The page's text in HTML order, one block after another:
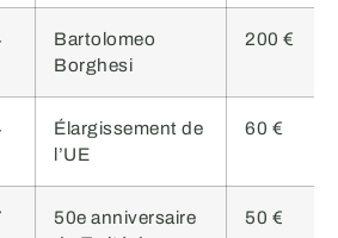
Bartolomeo
Borghesi
200 €
Élargissement de
l’UE
60 €
50e anniversaire
50 €